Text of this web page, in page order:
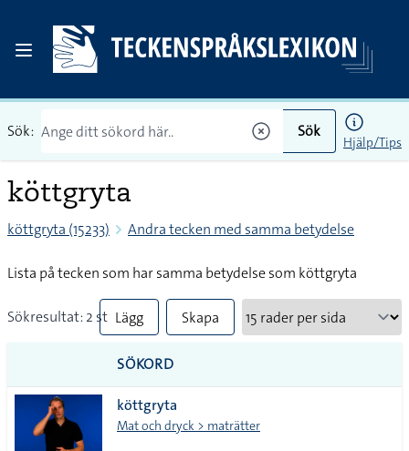
Sök: Sök
Hjälp/Tips
köttgryta
köttgryta (15233) Andra tecken med samma betydelse
Lista på tecken som har samma betydelse som köttgryta
Sökresultat: 2 st Lägg
till
alla i
lista
Skapa
SÖKORD
köttgryta
Mat och dryck > maträtter